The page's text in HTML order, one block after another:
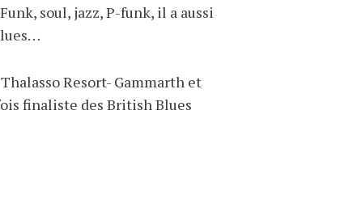
soul, jazz, P-funk, il a aussi
Resort- Gammarth et
finaliste des British Blues